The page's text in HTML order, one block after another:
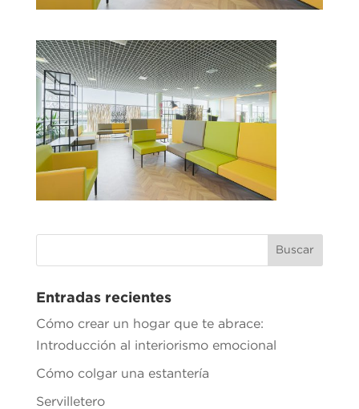
Entradas recientes
Cómo crear un hogar que te abrace:
Introducción al interiorismo emocional
Cómo colgar una estantería
Servilletero